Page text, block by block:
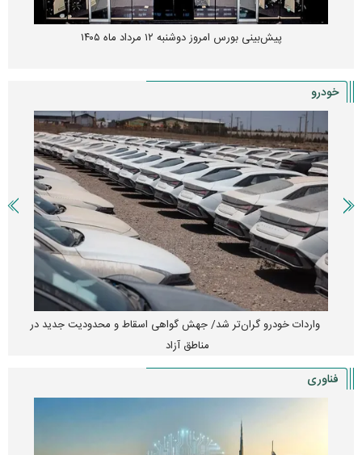
پیش‌بینی بورس امروز دوشنبه ۱۲ مرداد ماه ۱۴۰۵
خودرو
واردات خودرو گران‌تر شد/ جهش گواهی اسقاط و محدودیت جدید در
مناطق آزاد
فناوری